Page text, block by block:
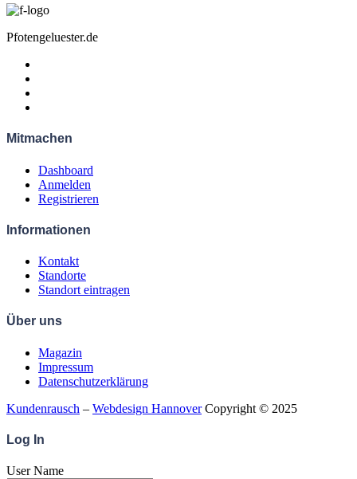
Pfotengeluester.de
Mitmachen
Dashboard
Anmelden
Registrieren
Informationen
Kontakt
Standorte
Standort eintragen
Über uns
Magazin
Impressum
Datenschutzerklärung
Kundenrausch – Webdesign HannoverCopyright © 2025
Log In
User Name